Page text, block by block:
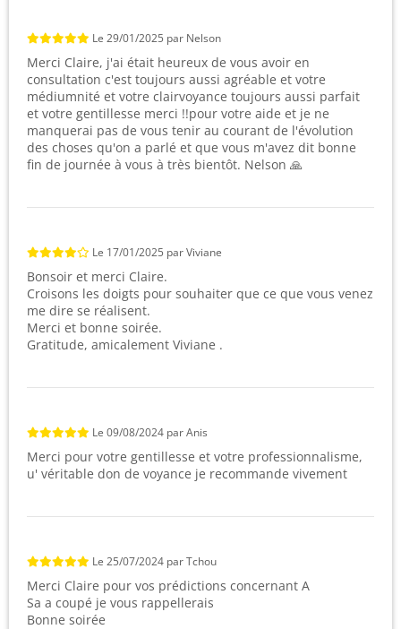
Le 29/01/2025 par Nelson
Merci Claire, j'ai était heureux de vous avoir en
consultation c'est toujours aussi agréable et votre
médiumnité et votre clairvoyance toujours aussi parfait
et votre gentillesse merci !!pour votre aide et je ne
manquerai pas de vous tenir au courant de l'évolution
des choses qu'on a parlé et que vous m'avez dit bonne
fin de journée à vous à très bientôt. Nelson 🙏
Le 17/01/2025 parViviane
Bonsoir et merci Claire.
Croisons les doigts pour souhaiter que ce que vous venez
me dire se réalisent.
Merci et bonne soirée.
Gratitude, amicalement Viviane .
Le 09/08/2024 parAnis
Merci pour votre gentillesse et votre professionnalisme,
u' véritable don de voyance je recommande vivement
Le 25/07/2024 parTchou
Merci Claire pour vos prédictions concernant A
Sa a coupé je vous rappellerais
Bonne soirée